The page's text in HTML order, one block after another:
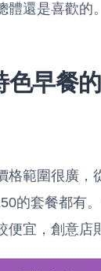
體還是喜歡的。
色早餐
格範圍很廣，
的套餐都有。
便宜，創意店